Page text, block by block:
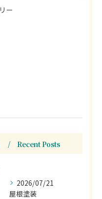
ー
Recent Posts
2026/07/21
屋根塗装